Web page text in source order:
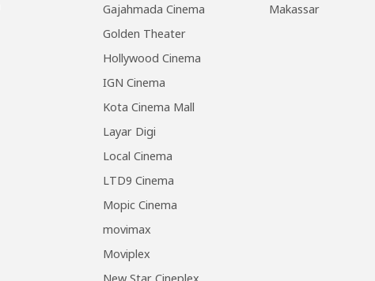
Gajahmada Cinema
Golden Theater
Hollywood Cinema
IGN Cinema
Kota Cinema Mall
Layar Digi
Local Cinema
LTD9 Cinema
Mopic Cinema
movimax
Moviplex
New Star Cineplex
Makassar